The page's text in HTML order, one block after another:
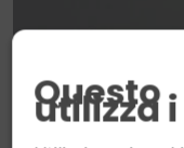
utilizza